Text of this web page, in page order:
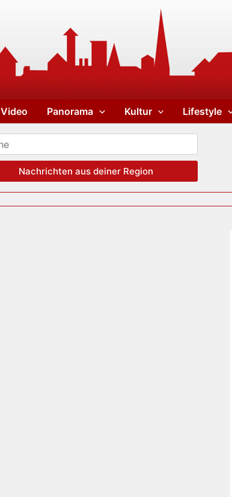
Video Panorama Kultur Lifestyle
Nachrichten aus deiner Region